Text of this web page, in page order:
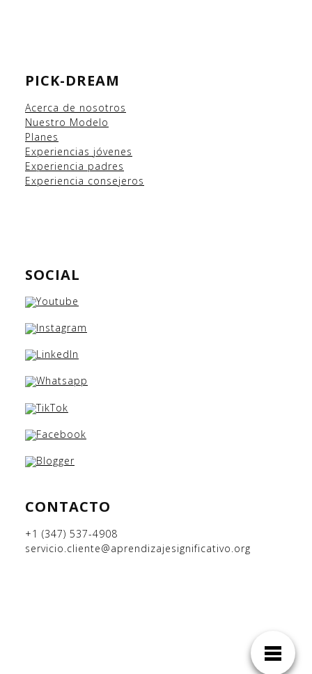
PICK-DREAM
Acerca de nosotros
Nuestro Modelo
Planes
Experiencias jóvenes
Experiencia padres
Experiencia consejeros
SOCIAL
CONTACTO
+1 (347) 537-4908
servicio.cliente@aprendizajesignificativo.org